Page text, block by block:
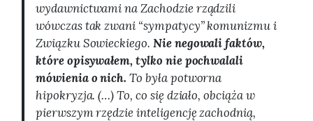
wydawnictwami na Zachodzie rządzili
wówczas tak zwani “sympatycy” komunizmu i
Związku Sowieckiego. Nie negowali faktów,
które opisywałem, tylko nie pochwalali
mówienia o nich. To była potworna
hipokryzja. (…) To, co się działo, obciąża w
pierwszym rzędzie inteligencję zachodnią,